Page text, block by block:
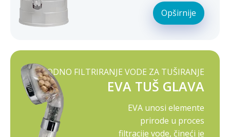
Opširnije
PRIRODNO FILTRIRANJE VODE ZA TUŠIRANJE
EVA TUŠ GLAVA
EVA unosi elemente
prirode u proces
filtracije vode, čineći je